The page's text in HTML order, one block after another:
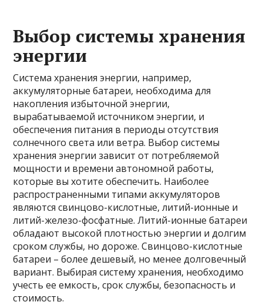
Выбор системы хранения
энергии
Система хранения энергии, например,
аккумуляторные батареи, необходима для
накопления избыточной энергии,
вырабатываемой источником энергии, и
обеспечения питания в периоды отсутствия
солнечного света или ветра. Выбор системы
хранения энергии зависит от потребляемой
мощности и времени автономной работы,
которые вы хотите обеспечить. Наиболее
распространенными типами аккумуляторов
являются свинцово-кислотные, литий-ионные и
литий-железо-фосфатные. Литий-ионные батареи
обладают высокой плотностью энергии и долгим
сроком службы, но дороже. Свинцово-кислотные
батареи – более дешевый, но менее долговечный
вариант. Выбирая систему хранения, необходимо
учесть ее емкость, срок службы, безопасность и
стоимость.